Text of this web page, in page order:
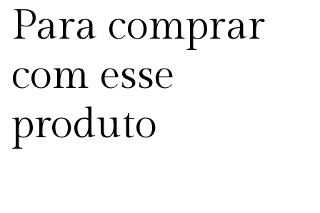
Para comprar
com esse
produto